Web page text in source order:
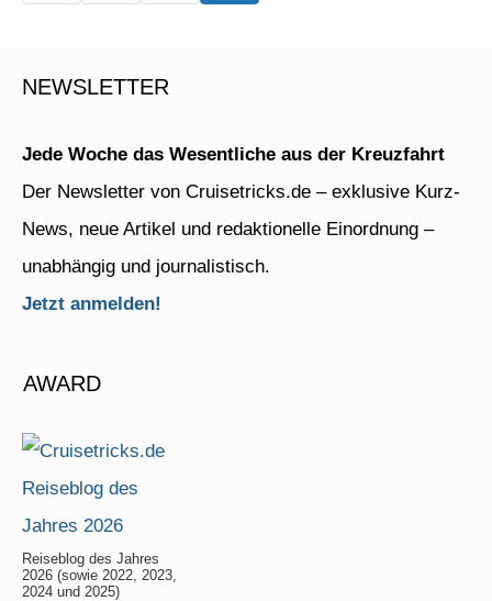
NEWSLETTER
Jede Woche das Wesentliche aus der Kreuzfahrt
Der Newsletter von Cruisetricks.de – exklusive Kurz-
News, neue Artikel und redaktionelle Einordnung –
unabhängig und journalistisch.
Jetzt anmelden!
AWARD
Reiseblog des Jahres
2026 (sowie 2022, 2023,
2024 und 2025)